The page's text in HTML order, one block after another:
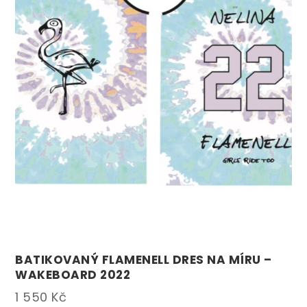
BATIKOVANÝ FLAMENELL DRES NA MÍRU –
WAKEBOARD 2022
1 550 Kč